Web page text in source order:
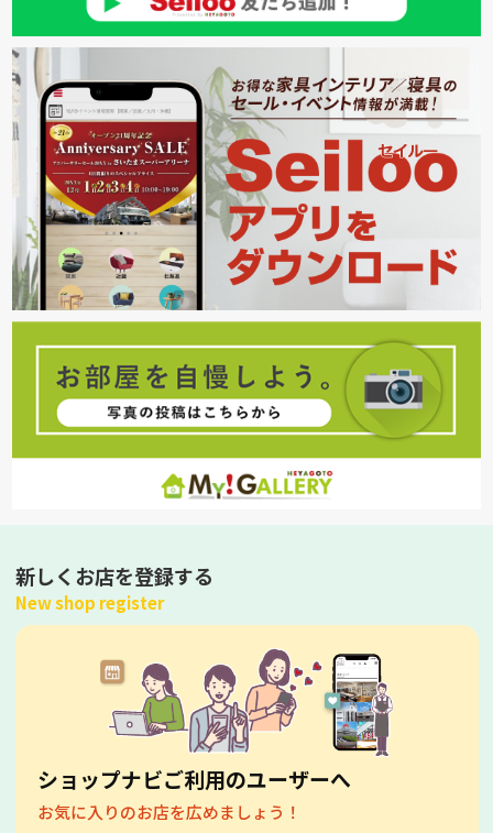
新しくお店を登録する
New shop register
ショップナビご利用のユーザーへ
お気に入りのお店を広めましょう！